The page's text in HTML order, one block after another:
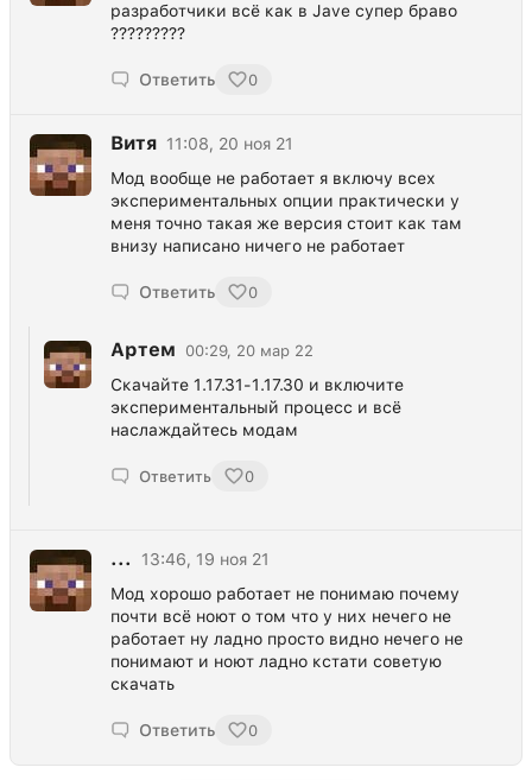
разработчики всё как в Jave супер браво
?????????
Ответить 0
Витя 11:08, 20 ноя 21
Мод вообще не работает я включу всех
экспериментальных опции практически у
меня точно такая же версия стоит как там
внизу написано ничего не работает
Ответить 0
Артем 00:29, 20 мар 22
Скачайте 1.17.31-1.17.30 и включите
экспериментальный процесс и всё
наслаждайтесь модам
Ответить 0
...
13:46, 19 ноя 21
Мод хорошо работает не понимаю почему
почти всё ноют о том что у них нечего не
работает ну ладно просто видно нечего не
понимают и ноют ладно кстати советую
скачать
Ответить 0